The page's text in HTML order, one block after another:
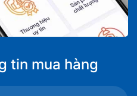
tin mua hàng